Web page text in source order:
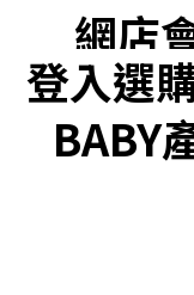
網店
登入選
BABY